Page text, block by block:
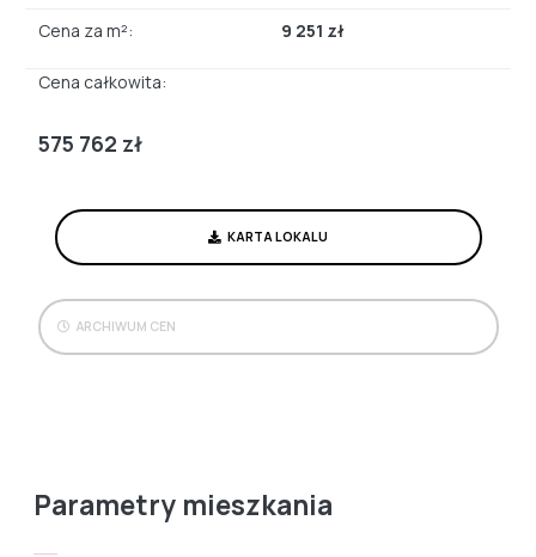
Cena za m²: 9 251 zł
Cena całkowita:
575 762 zł
KARTA LOKALU
ARCHIWUM CEN
Parametry mieszkania